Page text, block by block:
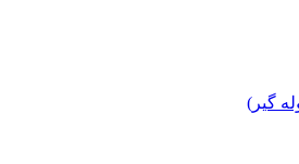
گیر)